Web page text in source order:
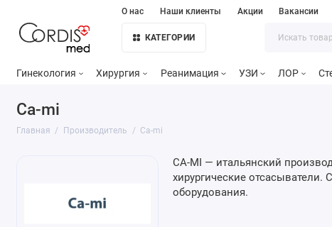
О нас Наши клиенты Акции Вакансии
КАТЕГОРИИ
Гинекология Хирургия Реанимация УЗИ ЛОР
Ca-mi
Главная Производитель Ca-mi
CA-MI — итальянский
хирургические
оборудования.